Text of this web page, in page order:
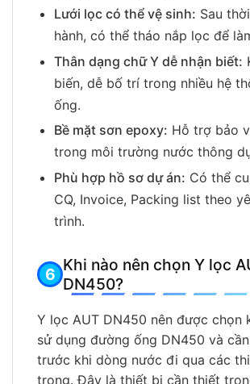
Lưới lọc có thể vệ sinh: Sau
hành, có thể tháo nắp lọc để
Thân dạng chữ Y dễ nhận biết:
biến, dễ bố trí trong nhiều hệ
ống.
Bề mặt sơn epoxy: Hỗ trợ bảo
trong môi trường nước thông
Phù hợp hồ sơ dự án: Có thể
CQ, Invoice, Packing list theo
trình.
Khi nào nên chọn Y lọc
DN450?
Y lọc AUT DN450 nên được chọn
sử dụng đường ống DN450 và
trước khi dòng nước đi qua các
trọng. Đây là thiết bị cần thiết